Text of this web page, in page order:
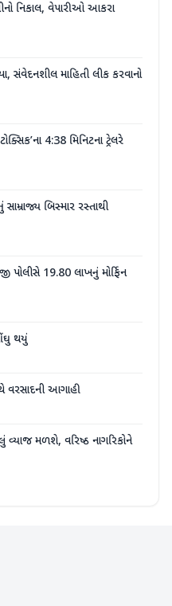
નિકાલ, વેપારીઓ આકરા
સંવેદનશીલ માહિતી લીક કરવાનો
4:38 મિનિટના ટ્રેલરે
બિસ્માર રસ્તાથી
19.80 લાખનું મોર્ફિન
થયું
આગાહી
વ્યાજ મળશે, વરિષ્ઠ નાગરિકોને